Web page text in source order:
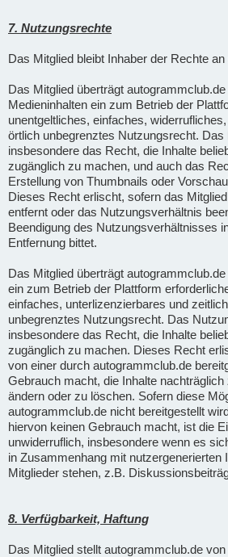
7. Nutzungsrechte
Das Mitglied bleibt Inhaber der Rechte an
Das Mitglied überträgt
Medieninhalten ein zum Betrieb der
unentgeltliches, einfaches,
örtlich unbegrenztes Nutzungsrecht.
insbesondere das Recht, die Inhalte
zugänglich zu machen, und auch das
Erstellung von Thumbnails oder
Dieses Recht erlischt, sofern das
entfernt oder das Nutzungsverhältnis
Beendigung des Nutzungsverhältnisses
Entfernung bittet.
Das Mitglied überträgt
ein zum Betrieb der Plattform
einfaches, unterlizenzierbares und
unbegrenztes Nutzungsrecht. Das
insbesondere das Recht, die Inhalte
zugänglich zu machen. Dieses Recht
von einer durch autogrammclub.de
Gebrauch macht, die Inhalte
ändern oder zu löschen. Sofern diese
autogrammclub.de nicht bereitgestellt
hiervon keinen Gebrauch macht, ist die
unwiderruflich, insbesondere wenn es
in Zusammenhang mit nutzergenerierten
Mitglieder stehen, z.B.
8. Verfügbarkeit, Haftung
Das Mitglied stellt autogrammclub.de